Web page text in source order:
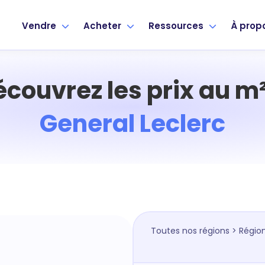
Vendre Acheter Ressources À
les prix au
General Leclerc
Toutes nos régions >